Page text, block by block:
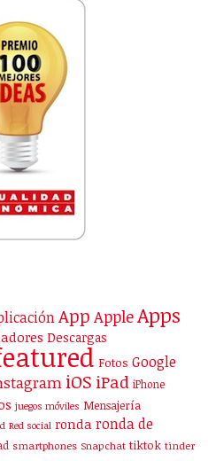
App AppleApps
Descargas
Fotos Google
iOS iPad iPhone
juegos móviles Mensajería
Red social ronda ronda de
smartphones Snapchat tiktok tinder